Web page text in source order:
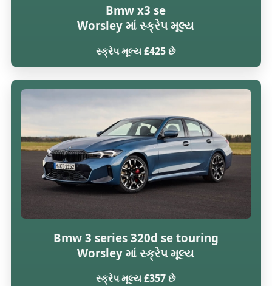
Bmw x3 se
Worsley માં સ્ક્રેપ મૂલ્ય
સ્ક્રેપ મૂલ્ય £425 છે
Bmw 3 series 320d se touring
Worsley માં સ્ક્રેપ મૂલ્ય
સ્ક્રેપ મૂલ્ય £357 છે